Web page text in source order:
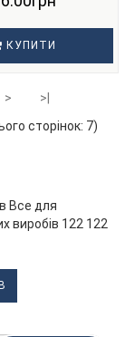
КУПИТИ
>
>|
сторінок: 7)
Все для
виробів 122 122